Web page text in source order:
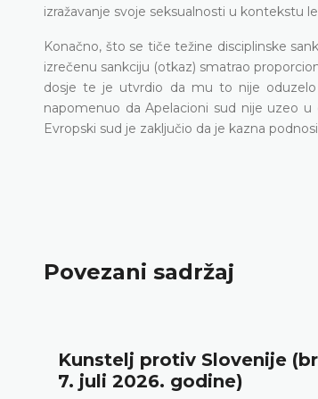
izražavanje svoje seksualnosti u kontekstu
Konačno, što se tiče težine disciplinske
izrečenu sankciju (otkaz) smatrao
dosje te je utvrdio da mu to nije
napomenuo da Apelacioni sud nije uzeo u
Evropski sud je zaključio da je kazna
Povezani sadržaj
protiv Slovenije (broj
juli 2026. godine)